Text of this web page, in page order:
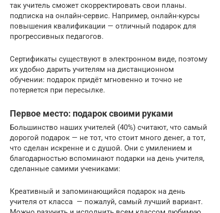
так учитель сможет скорректировать свои планы.
подписка на онлайн-сервис. Например, онлайн-курсы
повышения квалификации — отличный подарок для
прогрессивных педагогов.
Сертификаты существуют в электронном виде, поэтому
их удобно дарить учителям на дистанционном
обучении: подарок придёт мгновенно и точно не
потеряется при пересылке.
Первое место: подарок своими руками
Большинство наших учителей (40%) считают, что самый
дорогой подарок — не тот, что стоит много денег, а тот,
что сделан искренне и с душой. Они с умилением и
благодарностью вспоминают подарки на день учителя,
сделанные самими учениками:
Креативный и запоминающийся подарок на день
учителя от класса — пожалуй, самый лучший вариант.